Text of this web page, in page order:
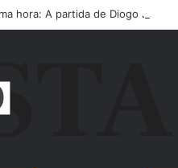
hora: A partida de Diogo Jota